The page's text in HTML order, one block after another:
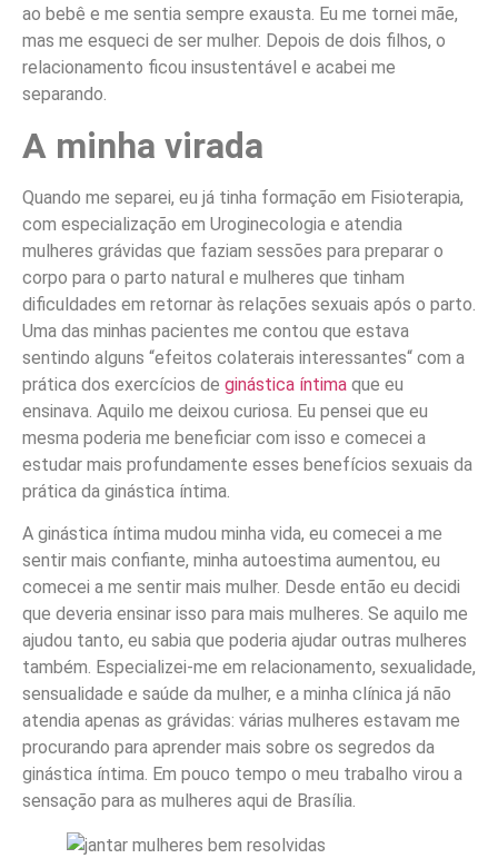
ao bebê e me sentia sempre exausta. Eu me tornei mãe,
mas me esqueci de ser mulher. Depois de dois filhos, o
relacionamento ficou insustentável e acabei me
separando.
A minha virada
Quando me separei, eu já tinha formação em Fisioterapia,
com especialização em Uroginecologia e atendia
mulheres grávidas que faziam sessões para preparar o
corpo para o parto natural e mulheres que tinham
dificuldades em retornar às relações sexuais após o parto.
Uma das minhas pacientes me contou que estava
sentindo alguns “efeitos colaterais interessantes“ com a
prática dos exercícios de ginástica íntima que eu
ensinava. Aquilo me deixou curiosa. Eu pensei que eu
mesma poderia me beneficiar com isso e comecei a
estudar mais profundamente esses benefícios sexuais da
prática da ginástica íntima.
A ginástica íntima mudou minha vida, eu comecei a me
sentir mais confiante, minha autoestima aumentou, eu
comecei a me sentir mais mulher. Desde então eu decidi
que deveria ensinar isso para mais mulheres. Se aquilo me
ajudou tanto, eu sabia que poderia ajudar outras mulheres
também. Especializei-me em relacionamento, sexualidade,
sensualidade e saúde da mulher, e a minha clínica já não
atendia apenas as grávidas: várias mulheres estavam me
procurando para aprender mais sobre os segredos da
ginástica íntima. Em pouco tempo o meu trabalho virou a
sensação para as mulheres aqui de Brasília.